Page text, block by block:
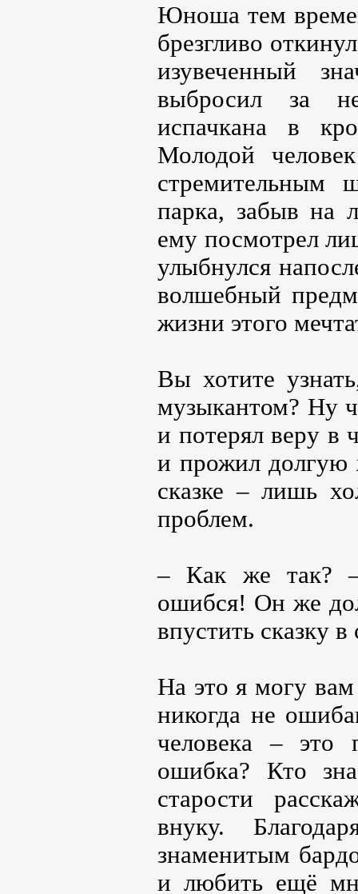
Юноша тем
брезгливо
изувеченный
выбросил за
испачкана в
Молодой
стремительным
парка, забыв на
ему посмотрел
улыбнулся
волшебный
жизни этого
Вы хотите
музыкантом? Ну
и потерял веру в
и прожил долгую
сказке – лишь
проблем.
– Как же так?
ошибся! Он же
впустить сказку
На это я могу
никогда не
человека – это
ошибка? Кто
старости
внуку.
знаменитым
и любить ещё